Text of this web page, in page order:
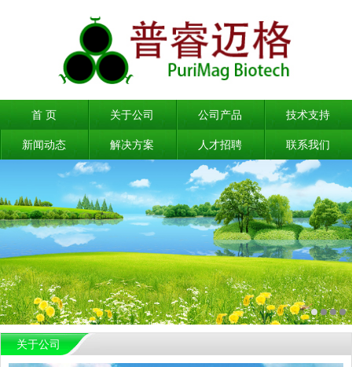
首 页 关于公司 公司产品 技术支持
新闻动态 解决方案 人才招聘 联系我们
关于公司